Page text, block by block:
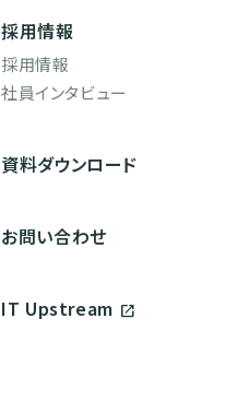
採用情報
採用情報
社員インタビュー
資料ダウンロード
お問い合わせ
IT Upstream open_in_new